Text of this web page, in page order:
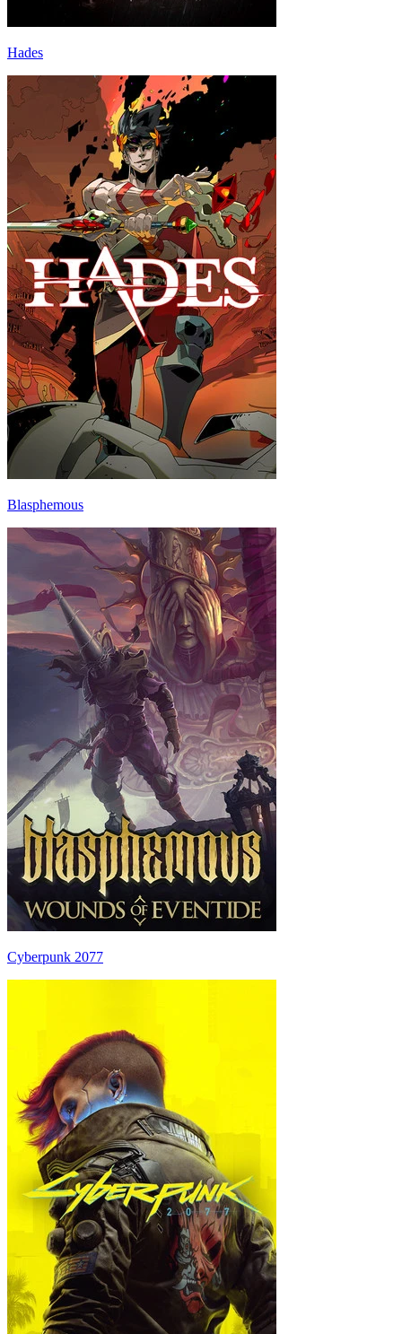
Hades
Blasphemous
Cyberpunk 2077